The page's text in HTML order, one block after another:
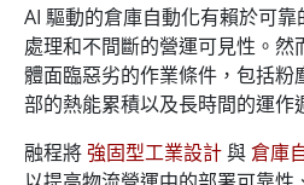
AI 驅動的倉庫自動化有賴於可
處理和不間斷的營運可見性。
體面臨惡劣的作業條件，包括粉
部的熱能累積以及長時間的運作
融程將強固型工業設計與倉庫